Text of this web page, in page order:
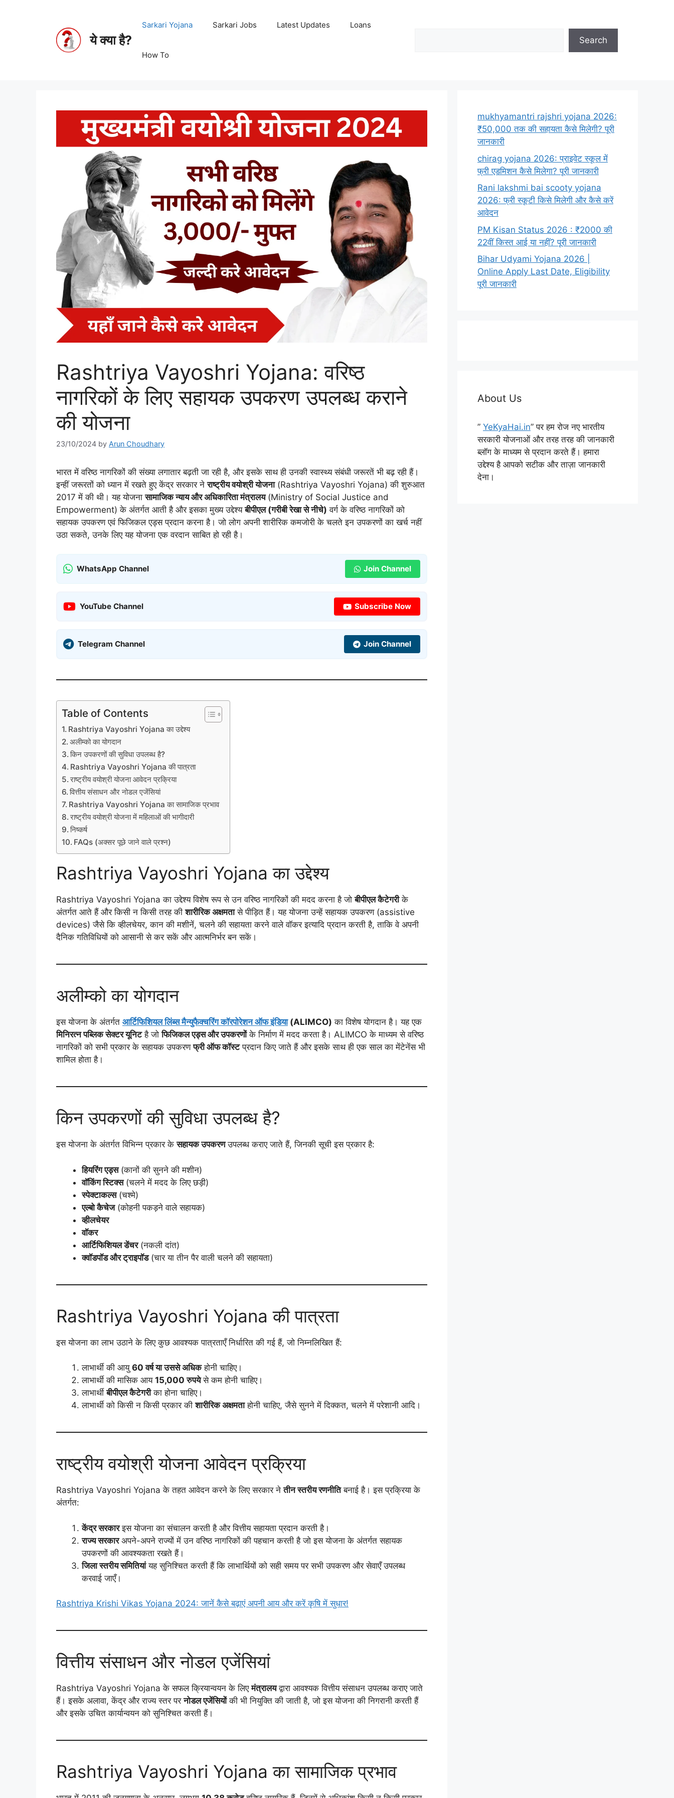
ये क्या है?
Sarkari Yojana Sarkari Jobs Latest Updates Loans
How To
Search
Rashtriya Vayoshri Yojana: वरिष्ठ
नागरिकों के लिए सहायक उपकरण उपलब्ध कराने
की योजना
23/10/2024 by Arun Choudhary
भारत में वरिष्ठ नागरिकों की संख्या लगातार बढ़ती जा रही है, और इसके साथ ही उनकी स्वास्थ्य संबंधी जरूरतें भी बढ़ रही हैं।
इन्हीं जरूरतों को ध्यान में रखते हुए केंद्र सरकार नेराष्ट्रीय वयोश्री योजना(Rashtriya Vayoshri Yojana) की शुरुआत
2017 में की थी। यह योजनासामाजिक न्याय और अधिकारिता मंत्रालय(Ministry of Social Justice and
Empowerment) के अंतर्गत आती है और इसका मुख्य उद्देश्यबीपीएल (गरीबी रेखा से नीचे) वर्ग के वरिष्ठ नागरिकों को
सहायक उपकरण एवं फिजिकल एड्स प्रदान करना है। जो लोग अपनी शारीरिक कमजोरी के चलते इन उपकरणों का खर्च नहीं
उठा सकते, उनके लिए यह योजना एक वरदान साबित हो रही है।
WhatsApp Channel Join Channel
YouTube Channel Subscribe Now
Telegram Channel Join Channel
Table of Contents
Rashtriya Vayoshri Yojana का उद्देश्य
अलीम्को का योगदान
किन उपकरणों की सुविधा उपलब्ध है?
Rashtriya Vayoshri Yojana की पात्रता
राष्ट्रीय वयोश्री योजना आवेदन प्रक्रिया
वित्तीय संसाधन और नोडल एजेंसियां
Rashtriya Vayoshri Yojana का सामाजिक प्रभाव
राष्ट्रीय वयोश्री योजना में महिलाओं की भागीदारी
निष्कर्ष
FAQs (अक्सर पूछे जाने वाले प्रश्न)
Rashtriya Vayoshri Yojana का उद्देश्य
Rashtriya Vayoshri Yojana का उद्देश्य विशेष रूप से उन वरिष्ठ नागरिकों की मदद करना है जोबीपीएल कैटेगरीके
अंतर्गत आते हैं और किसी न किसी तरह कीशारीरिक अक्षमतासे पीड़ित हैं। यह योजना उन्हें सहायक उपकरण (assistive
devices) जैसे कि व्हीलचेयर, कान की मशीनें, चलने की सहायता करने वाले वॉकर इत्यादि प्रदान करती है, ताकि वे अपनी
दैनिक गतिविधियों को आसानी से कर सकें और आत्मनिर्भर बन सकें।
अलीम्को का योगदान
इस योजना के अंतर्गत आर्टिफिशियल लिंब्स मैन्युफैक्चरिंग कॉरपोरेशन ऑफ इंडिया(ALIMCO) का विशेष योगदान है। यह एक
मिनिरत्न पब्लिक सेक्टर यूनिटहै जोफिजिकल एड्स और उपकरणोंके निर्माण में मदद करता है। ALIMCO के माध्यम से वरिष्ठ
नागरिकों को सभी प्रकार के सहायक उपकरणफ्री ऑफ कॉस्टप्रदान किए जाते हैं और इसके साथ ही एक साल का मेंटेनेंस भी
शामिल होता है।
किन उपकरणों की सुविधा उपलब्ध है?
इस योजना के अंतर्गत विभिन्न प्रकार केसहायक उपकरणउपलब्ध कराए जाते हैं, जिनकी सूची इस प्रकार है:
हियरिंग एड्स(कानों की सुनने की मशीन)
वॉकिंग स्टिक्स(चलने में मदद के लिए छड़ी)
स्पेक्टाकल्स(चश्मे)
एल्बो कैचेज(कोहनी पकड़ने वाले सहायक)
व्हीलचेयर
वॉकर
आर्टिफिशियल डेंचर(नकली दांत)
क्वॉडपॉड और ट्राइपॉड(चार या तीन पैर वाली चलने की सहायता)
Rashtriya Vayoshri Yojana की पात्रता
इस योजना का लाभ उठाने के लिए कुछ आवश्यक पात्रताएँ निर्धारित की गई हैं, जो निम्नलिखित हैं:
लाभार्थी की आयु 60 वर्ष या उससे अधिकहोनी चाहिए।
लाभार्थी की मासिक आय 15,000 रुपयेसे कम होनी चाहिए।
लाभार्थीबीपीएल कैटेगरीका होना चाहिए।
लाभार्थी को किसी न किसी प्रकार कीशारीरिक अक्षमताहोनी चाहिए, जैसे सुनने में दिक्कत, चलने में परेशानी आदि।
राष्ट्रीय वयोश्री योजना आवेदन प्रक्रिया
Rashtriya Vayoshri Yojana के तहत आवेदन करने के लिए सरकार नेतीन स्तरीय रणनीतिबनाई है। इस प्रक्रिया के
अंतर्गत:
केंद्र सरकारइस योजना का संचालन करती है और वित्तीय सहायता प्रदान करती है।
राज्य सरकारअपने-अपने राज्यों में उन वरिष्ठ नागरिकों की पहचान करती है जो इस योजना के अंतर्गत सहायक
उपकरणों की आवश्यकता रखते हैं।
जिला स्तरीय समितियांयह सुनिश्चित करती हैं कि लाभार्थियों को सही समय पर सभी उपकरण और सेवाएँ उपलब्ध
करवाई जाएँ।
Rashtriya Krishi Vikas Yojana 2024: जानें कैसे बढ़ाएं अपनी आय और करें कृषि में सुधार!
वित्तीय संसाधन और नोडल एजेंसियां
Rashtriya Vayoshri Yojana के सफल क्रियान्वयन के लिएमंत्रालयद्वारा आवश्यक वित्तीय संसाधन उपलब्ध कराए जाते
हैं। इसके अलावा, केंद्र और राज्य स्तर परनोडल एजेंसियोंकी भी नियुक्ति की जाती है, जो इस योजना की निगरानी करती हैं
और इसके उचित कार्यान्वयन को सुनिश्चित करती हैं।
Rashtriya Vayoshri Yojana का सामाजिक प्रभाव
mukhyamantri rajshri yojana 2026:
₹50,000 तक की सहायता कैसे मिलेगी? पूरी
जानकारी
chirag yojana 2026: प्राइवेट स्कूल में
फ्री एडमिशन कैसे मिलेगा? पूरी जानकारी
Rani lakshmi bai scooty yojana
2026: फ्री स्कूटी किसे मिलेगी और कैसे करें
आवेदन
PM Kisan Status 2026 : ₹2000 की
22वीं किस्त आई या नहीं? पूरी जानकारी
Bihar Udyami Yojana 2026 |
Online Apply Last Date, Eligibility
पूरी जानकारी
About Us
” YeKyaHai.in” पर हम रोज नए भारतीय
सरकारी योजनाओं और तरह तरह की जानकारी
ब्लॉग के माध्यम से प्रदान करते हैं। हमारा
उद्देश्य है आपको सटीक और ताज़ा जानकारी
देना।